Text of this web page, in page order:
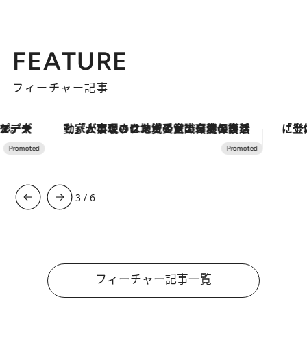
FEATURE
フィーチャー記事
「大事なのは地域の意識を変えること」。ロレックス賞受賞の自然保護活動家が実現させたナイジェリアの自然環境の復活
3 /6
フィーチャー記事一覧